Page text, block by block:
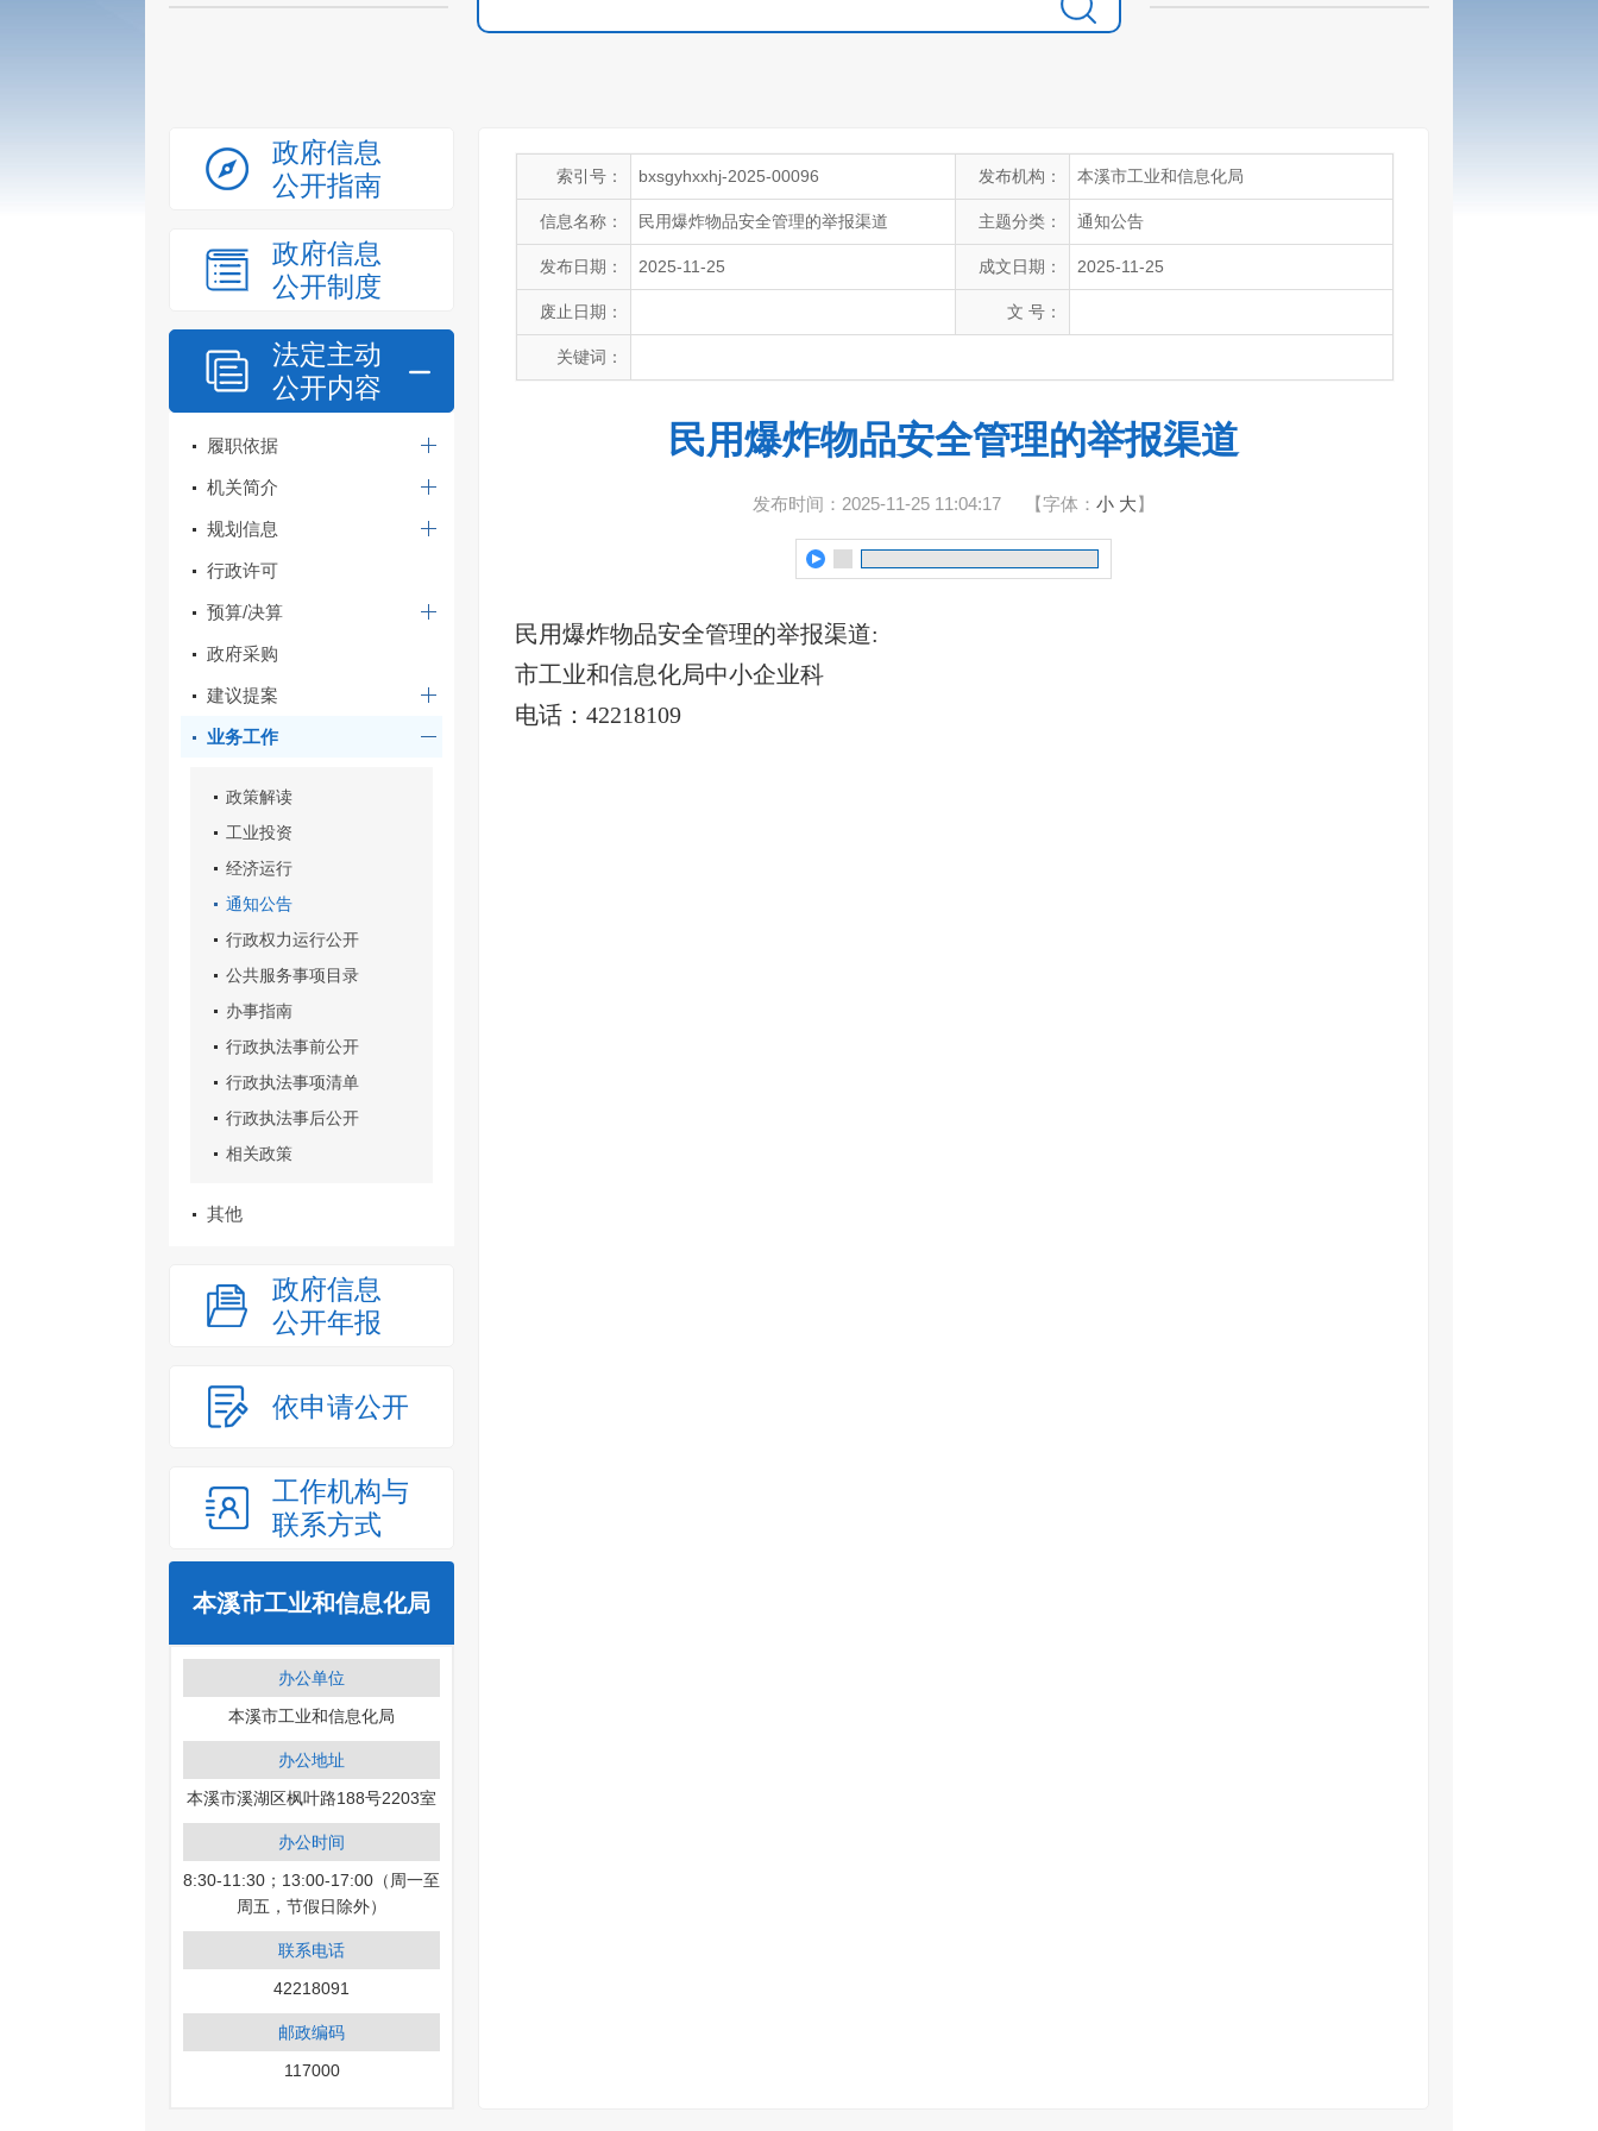
政府信息
公开指南
政府信息
公开制度
法定主动
公开内容
履职依据
机关简介
规划信息
行政许可
预算/决算
政府采购
建议提案
业务工作
政策解读
工业投资
经济运行
通知公告
行政权力运行公开
公共服务事项目录
办事指南
行政执法事前公开
行政执法事项清单
行政执法事后公开
相关政策
其他
政府信息
公开年报
依申请公开
工作机构与
联系方式
本溪市工业和信息化局
办公单位
本溪市工业和信息化局
办公地址
本溪市溪湖区枫叶路188号2203室
办公时间
8:30-11:30；13:00-17:00（周一至
周五，节假日除外）
联系电话
42218091
邮政编码
117000
索引号： bxsgyhxxhj-2025-00096 发布机构： 本溪市工业和信息化局
信息名称： 民用爆炸物品安全管理的举报渠道 主题分类： 通知公告
发布日期： 2025-11-25 成文日期： 2025-11-25
废止日期： 文 号：
关键词：
民用爆炸物品安全管理的举报渠道
发布时间：2025-11-25 11:04:17 【字体： 小 大】
民用爆炸物品安全管理的举报渠道:
市工业和信息化局中小企业科
电话：42218109